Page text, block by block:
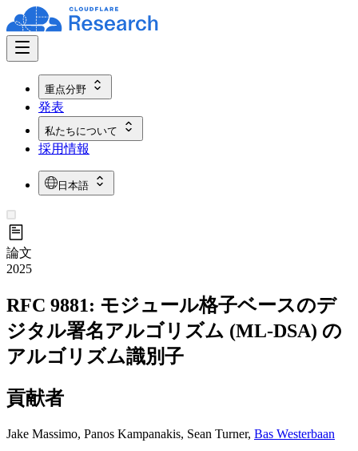
重点分野
発表
私たちについて
採用情報
日本語
論文
2025
RFC 9881: モジュール格子ベースのデ
ジタル署名アルゴリズム (ML-DSA) の
アルゴリズム識別子
貢献者
Jake Massimo, Panos Kampanakis, Sean Turner, Bas Westerbaan